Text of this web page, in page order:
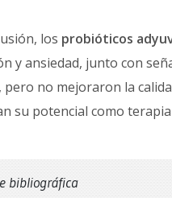
los probióticos
y ansiedad, junto con
pero no mejoraron la
su potencial como
bibliográfica